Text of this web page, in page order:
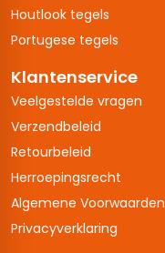
Houtlook tegels
Portugese tegels
Klantenservice
Veelgestelde vragen
Verzendbeleid
Retourbeleid
Herroepingsrecht
Algemene Voorwaarden
Privacyverklaring